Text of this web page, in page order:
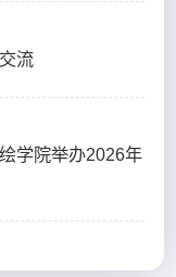
流
学院举办2026年